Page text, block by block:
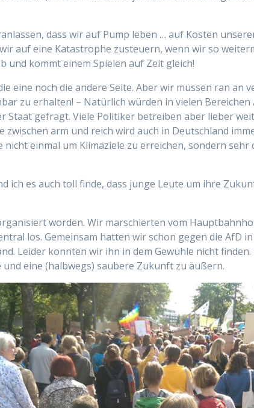
dass wir auf Pump leben … auf Kosten
auf eine Katastrophe zusteuern, wenn wir so
kommt einem Spielen auf Zeit gleich!
eine noch die andere Seite. Aber wir müssen ran
zu erhalten! – Natürlich würden in vielen
Staat gefragt. Viele Politiker betreiben aber lieber
zwischen arm und reich wird auch in Deutschland
einmal um Klimaziele zu erreichen, sondern
ich es auch toll finde, dass junge Leute um ihre
worden. Wir marschierten vom
los. Gemeinsam hatten wir schon gegen die AfD
Leider konnten wir ihn in dem Gewühle nicht
eine (halbwegs) saubere Zukunft zu äußern.